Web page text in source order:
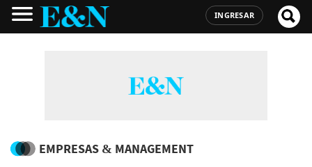
INGRESAR
EMPRESAS & MANAGEMENT